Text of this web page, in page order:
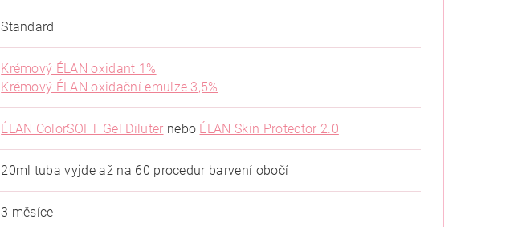
Standard
Krémový ÉLAN oxidant 1%
Krémový ÉLAN oxidační emulze 3,5%
ÉLAN ColorSOFT Gel Diluter nebo ÉLAN Skin Protector 2.0
20ml tuba vyjde až na 60 procedur barvení obočí
3 měsíce